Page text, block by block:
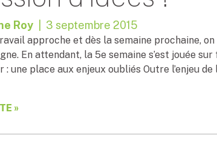
Roy | 3 septembre 2015
approche et dès la semaine prochaine,
En attendant, la 5e semaine s’est jouée sur
une place aux enjeux oubliés Outre l’enjeu
»